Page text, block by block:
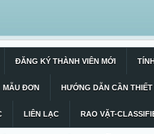
ĐĂNG KÝ THÀNH VIÊN MỚI
MẪU ĐƠN HƯỚNG DẪN CẦN THIẾT
LIÊN LẠC RAO VẶT-